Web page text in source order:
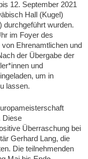
12. September 2021
Hall (Kugel)
durchgeführt wurden.
im Foyer des
Ehrenamtlichen und
der Übergabe der
und
um in
lassen.
Diese
Überraschung bei
Gerhard Lang, die
Die teilnehmenden